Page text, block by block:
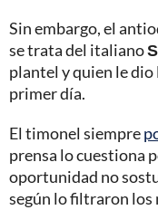
Sin embargo, el
se trata del italiano
plantel y quien le
primer día.
El timonel siempre
prensa lo cuestiona
oportunidad no
según lo filtraron los